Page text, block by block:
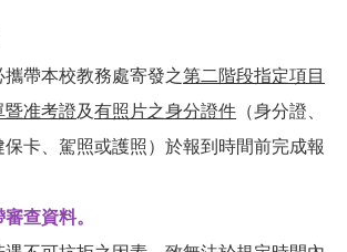
帶本校教務處寄發之第二階段指定項目
暨准考證及有照片之身分證件 （身分證、
卡、駕照或護照）於報到時間前完成報
查資料。